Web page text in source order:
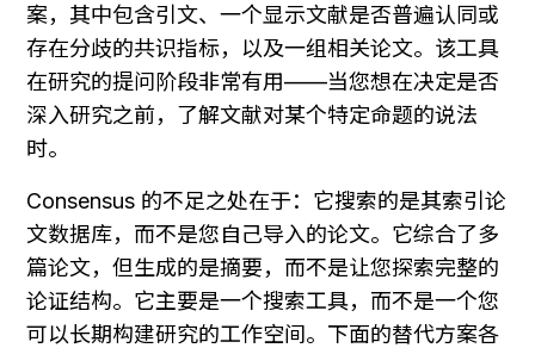
案，其中包含引文、一个显示文献是否普遍认同或
存在分歧的共识指标，以及一组相关论文。该工具
在研究的提问阶段非常有用——当您想在决定是否
深入研究之前，了解文献对某个特定命题的说法
时。
Consensus 的不足之处在于：它搜索的是其索引论
文数据库，而不是您自己导入的论文。它综合了多
篇论文，但生成的是摘要，而不是让您探索完整的
论证结构。它主要是一个搜索工具，而不是一个您
可以长期构建研究的工作空间。下面的替代方案各